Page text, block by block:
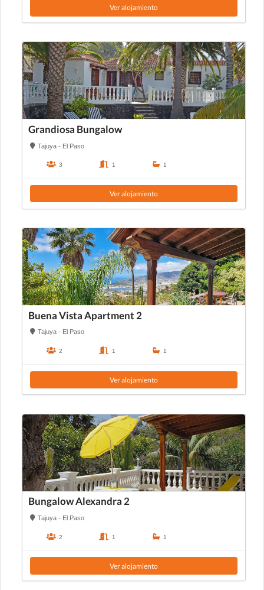
Ver alojamiento
Grandiosa Bungalow
Tajuya - El Paso
3 1 1
Ver alojamiento
Buena Vista Apartment 2
Tajuya - El Paso
2 1 1
Ver alojamiento
Bungalow Alexandra 2
Tajuya - El Paso
2 1 1
Ver alojamiento